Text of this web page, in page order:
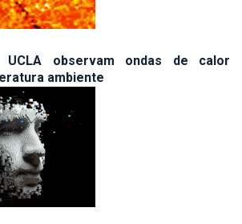
UCLA observam ondas de calor
ambiente